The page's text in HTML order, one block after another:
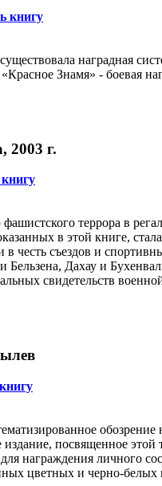
книгу
наградная
Знамя» - боевая
2003 г.
террора в
в этой книге,
в честь съездов и
Дахау и
свидетельств
посвященное
награждения личного
цветных и черно-